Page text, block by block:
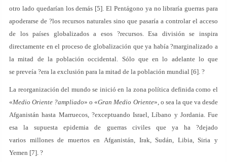
otro lado quedarían los demás [5]. El Pentágono ya no libraría guerras para
apoderarse de ?los recursos naturales sino que pasaría a controlar el acceso
de los países globalizados a esos ?recursos. Esa división se inspira
directamente en el proceso de globalización que ya había ?marginalizado a
la mitad de la población occidental. Sólo que en lo adelante lo que
se preveía ?era la exclusión para la mitad de la población mundial [6]. ?
La reorganización del mundo se inició en la zona política definida como el
«Medio Oriente ?ampliado» o «Gran Medio Oriente», o sea la que va desde
Afganistán hasta Marruecos, ?exceptuando Israel, Líbano y Jordania. Fue
esa la supuesta epidemia de guerras civiles que ya ha ?dejado
varios millones de muertos en Afganistán, Irak, Sudán, Libia, Siria y
Yemen [7]. ?